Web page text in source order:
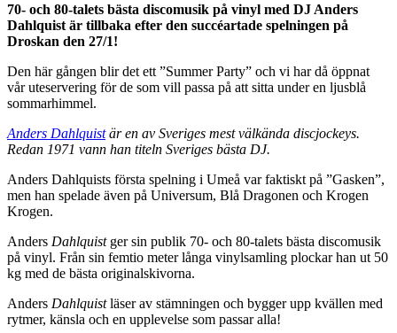
70- och 80-talets bästa discomusik på vinyl med DJ Anders
Dahlquist är tillbaka efter den succéartade spelningen på
Droskan den 27/1!
Den här gången blir det ett ”Summer Party” och vi har då öppnat
vår uteservering för de som vill passa på att sitta under en ljusblå
sommarhimmel.
Anders Dahlquistär en av Sveriges mest välkända discjockeys.
Redan 1971 vann han titeln Sveriges bästa DJ.
Anders Dahlquists första spelning i Umeå var faktiskt på ”Gasken”,
men han spelade även på Universum, Blå Dragonen och Krogen
Krogen.
Anders Dahlquist ger sin publik 70- och 80-talets bästa discomusik
på vinyl. Från sin femtio meter långa vinylsamling plockar han ut 50
kg med de bästa originalskivorna.
Anders Dahlquist läser av stämningen och bygger upp kvällen med
rytmer, känsla och en upplevelse som passar alla!